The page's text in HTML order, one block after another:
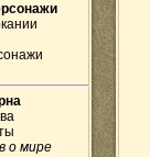
о мире